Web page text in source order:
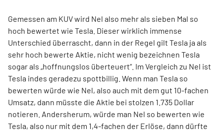
Gemessen am KUV wird Nel also mehr als sieben Mal so
hoch bewertet wie Tesla. Dieser wirklich immense
Unterschied überrascht, dann in der Regel gilt Tesla ja als
sehr hoch bewerte Aktie, nicht wenig bezeichnen Tesla
sogar als „hoffnungslos überteuert“. Im Vergleich zu Nel ist
Tesla indes geradezu spottbillig. Wenn man Tesla so
bewerten würde wie Nel, also auch mit dem gut 10-fachen
Umsatz, dann müsste die Aktie bei stolzen 1.735 Dollar
notieren. Andersherum, würde man Nel so bewerten wie
Tesla, also nur mit dem 1,4-fachen der Erlöse, dann dürfte